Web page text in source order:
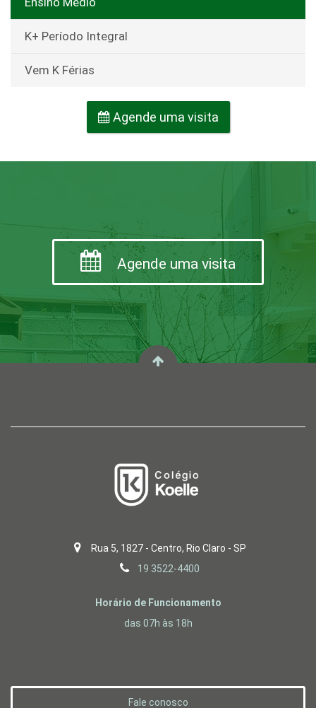
K+ Período Integral
Vem K Férias
Agende uma visita
Agende uma visita
Rua 5, 1827 - Centro, Rio Claro - SP
19 3522-4400
Horário de Funcionamento
das 07h às 18h
Fale conosco